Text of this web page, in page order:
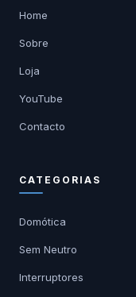
Home
Sobre
Loja
YouTube
Contacto
CATEGORIAS
Domótica
Sem Neutro
Interruptores